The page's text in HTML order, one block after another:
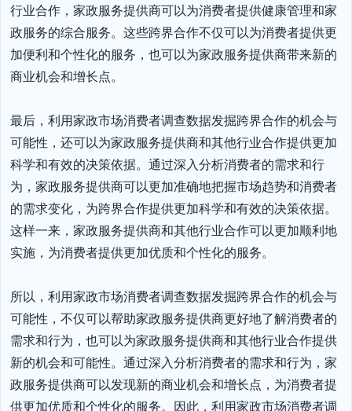
行业合作，家政服务提供商可以为消费者提供健康管理和家
政服务的综合服务。这些跨界合作不仅可以为消费者提供更
加便利和个性化的服务，也可以为家政服务提供商带来新的
商业机会和增长点。
最后，利用家政市场消费者调查数据发掘跨界合作的机会与
可能性，还可以为家政服务提供商和其他行业合作提供更加
科学和有效的决策依据。通过深入分析消费者的需求和行
为，家政服务提供商可以更加准确地把握市场趋势和消费者
的需求变化，为跨界合作提供更加科学和有效的决策依据。
这样一来，家政服务提供商和其他行业合作可以更加顺利地
实施，为消费者提供更加优质和个性化的服务。
所以，利用家政市场消费者调查数据发掘跨界合作的机会与
可能性，不仅可以帮助家政服务提供商更好地了解消费者的
需求和行为，也可以为家政服务提供商和其他行业合作提供
新的机会和可能性。通过深入分析消费者的需求和行为，家
政服务提供商可以发现新的商业机会和增长点，为消费者提
供更加优质和个性化的服务。因此，利用家政市场消费者调